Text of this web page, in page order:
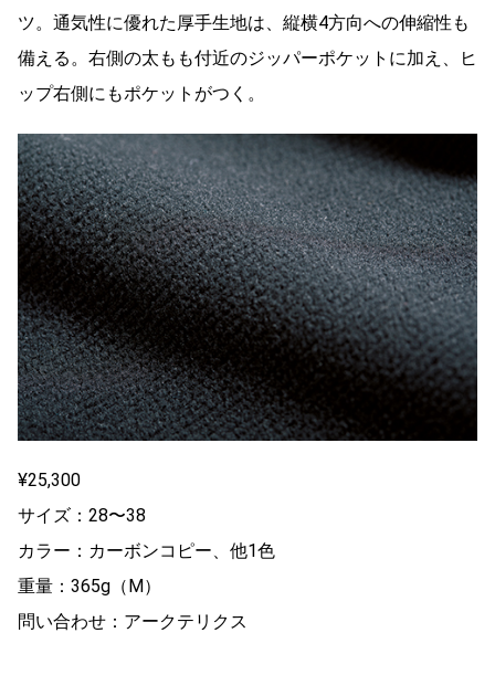
ツ。通気性に優れた厚手生地は、縦横4方向への伸縮性も
備える。右側の太もも付近のジッパーポケットに加え、ヒ
ップ右側にもポケットがつく。
¥25,300
サイズ：28〜38
カラー：カーボンコピー、他1色
重量：365g（M）
問い合わせ：アークテリクス